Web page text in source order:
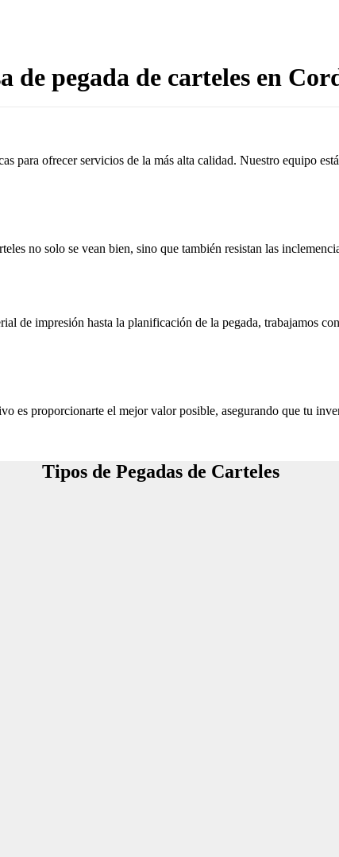
de pegada de carteles en
para ofrecer servicios de la más alta calidad. Nuestro equipo
no solo se vean bien, sino que también resistan las
de impresión hasta la planificación de la pegada, trabajamos
es proporcionarte el mejor valor posible, asegurando que tu
Tipos de Pegadas de Carteles